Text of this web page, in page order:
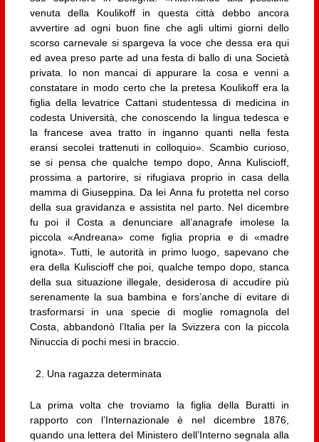
venuta della Koulikoff in questa città debbo ancora
avvertire ad ogni buon fine che agli ultimi giorni dello
scorso carnevale si spargeva la voce che dessa era qui
ed avea preso parte ad una festa di ballo di una Società
privata. Io non mancai di appurare la cosa e venni a
constatare in modo certo che la pretesa Koulikoff era la
figlia della levatrice Cattani studentessa di medicina in
codesta Università, che conoscendo la lingua tedesca e
la francese avea tratto in inganno quanti nella festa
eransi secolei trattenuti in colloquio». Scambio curioso,
se si pensa che qualche tempo dopo, Anna Kuliscioff,
prossima a partorire, si rifugiava proprio in casa della
mamma di Giuseppina. Da lei Anna fu protetta nel corso
della sua gravidanza e assistita nel parto. Nel dicembre
fu poi il Costa a denunciare all’anagrafe imolese la
piccola «Andreana» come figlia propria e di «madre
ignota». Tutti, le autorità in primo luogo, sapevano che
era della Kuliscioff che poi, qualche tempo dopo, stanca
della sua situazione illegale, desiderosa di accudire più
serenamente la sua bambina e fors’anche di evitare di
trasformarsi in una specie di moglie romagnola del
Costa, abbandonò l’Italia per la Svizzera con la piccola
Ninuccia di pochi mesi in braccio.
Una ragazza determinata
La prima volta che troviamo la figlia della Buratti in
rapporto con l’Internazionale è nel dicembre 1876,
quando una lettera del Ministero dell’Interno segnala alla